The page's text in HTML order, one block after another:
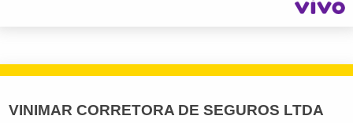
VINIMAR CORRETORA DE SEGUROS LTDA